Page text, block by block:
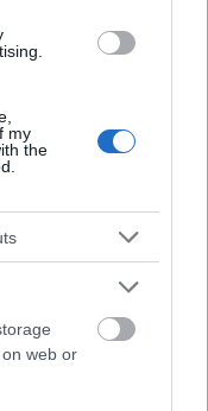
my
the
web or